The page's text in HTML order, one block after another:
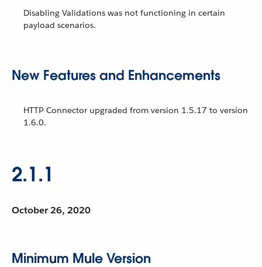
Disabling Validations was not functioning in certain
payload scenarios.
New Features and Enhancements
HTTP Connector upgraded from version 1.5.17 to version
1.6.0.
2.1.1
October 26, 2020
Minimum Mule Version